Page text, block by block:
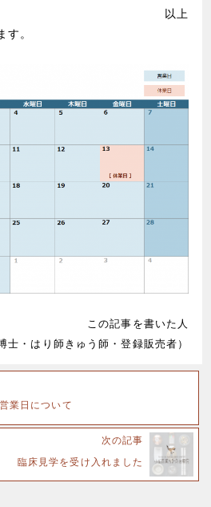
以上
す。
この記事を書いた人
士・はり師きゅう師・登録販売者）
業日について
次の記事
臨床見学を受け入れました